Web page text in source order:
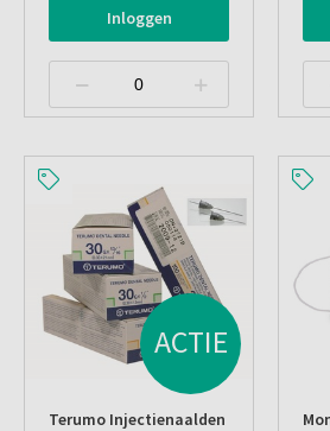
Inloggen
ACTIE
Terumo Injectienaalden